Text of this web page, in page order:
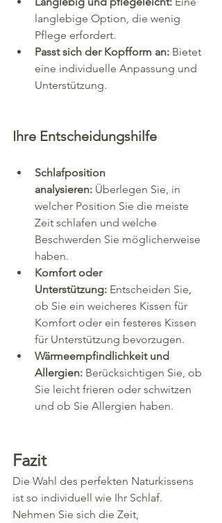
langlebige Option, die wenig
Pflege erfordert.
Passt sich der Kopfform an: Bietet
eine individuelle Anpassung und
Unterstützung.
Ihre Entscheidungshilfe
Schlafposition
analysieren: Überlegen Sie, in
welcher Position Sie die meiste
Zeit schlafen und welche
Beschwerden Sie möglicherweise
haben.
Komfort oder
Unterstützung: Entscheiden Sie,
ob Sie ein weicheres Kissen für
Komfort oder ein festeres Kissen
für Unterstützung bevorzugen.
Wärmeempfindlichkeit und
Allergien: Berücksichtigen Sie, ob
Sie leicht frieren oder schwitzen
und ob Sie Allergien haben.
Fazit
Die Wahl des perfekten Naturkissens
ist so individuell wie Ihr Schlaf.
Nehmen Sie sich die Zeit,